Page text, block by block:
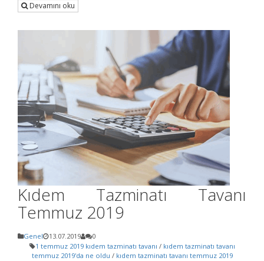
Devamını oku
Kıdem Tazminatı Tavanı
Temmuz 2019
Genel 13.07.2019
0
1 temmuz 2019 kıdem tazminatı tavanı / kıdem tazminatı tavanı
temmuz 2019'da ne oldu / kıdem tazminatı tavanı temmuz 2019